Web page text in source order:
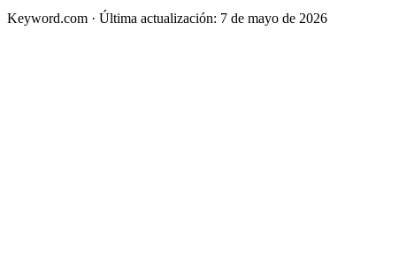
Keyword.com · Última actualización: 7 de mayo de 2026